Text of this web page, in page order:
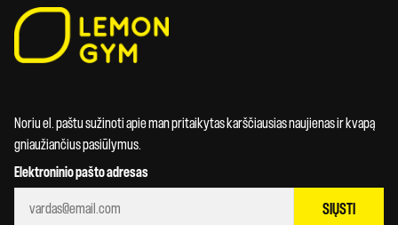
Noriu el. paštu sužinoti apie man pritaikytas karščiausias naujienas ir kvapą
gniaužiančius pasiūlymus.
Elektroninio pašto adresas
SIŲSTI